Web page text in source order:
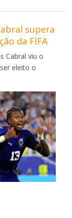
supera
da FIFA
Cabral viu o
eleito o